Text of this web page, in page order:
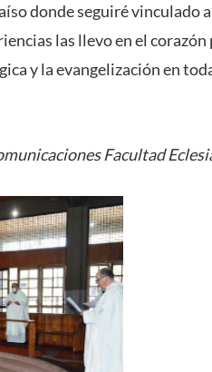
donde seguiré vinculado
las llevo en el
y la evangelización en
Facultad